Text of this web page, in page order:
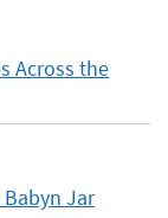
Across the
Jar